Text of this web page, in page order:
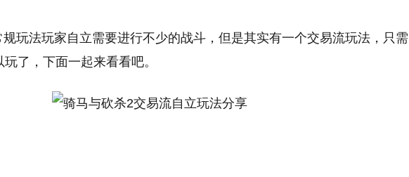
玩法玩家自立需要进行不少的战斗，但是其实有一个交易流玩法，只需
了，下面一起来看看吧。